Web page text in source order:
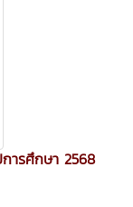
ารศึกษา 2568